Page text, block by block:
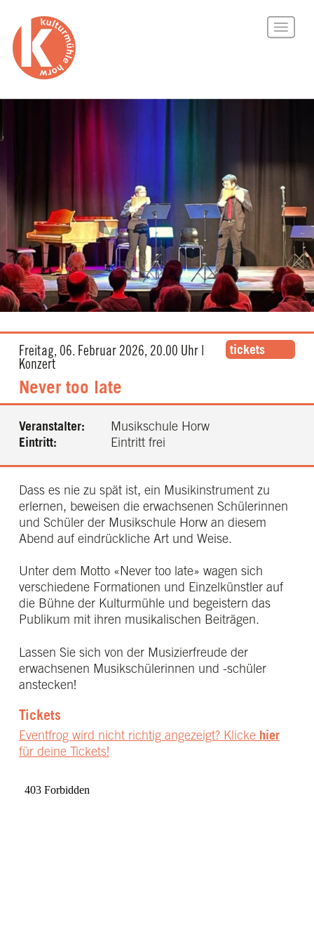
Freitag, 06. Februar 2026, 20.00 Uhr |
Konzert
Never too late
tickets
Veranstalter:
Musikschule Horw
Eintritt:
Eintritt frei
Dass es nie zu spät ist, ein Musikinstrument zu
erlernen, beweisen die erwachsenen Schülerinnen
und Schüler der Musikschule Horw an diesem
Abend auf eindrückliche Art und Weise.
Unter dem Motto «Never too late» wagen sich
verschiedene Formationen und Einzelkünstler auf
die Bühne der Kulturmühle und begeistern das
Publikum mit ihren musikalischen Beiträgen.
Lassen Sie sich von der Musizierfreude der
erwachsenen Musikschülerinnen und -schüler
anstecken!
Tickets
Eventfrog wird nicht richtig angezeigt? Klicke hier
für deine Tickets!